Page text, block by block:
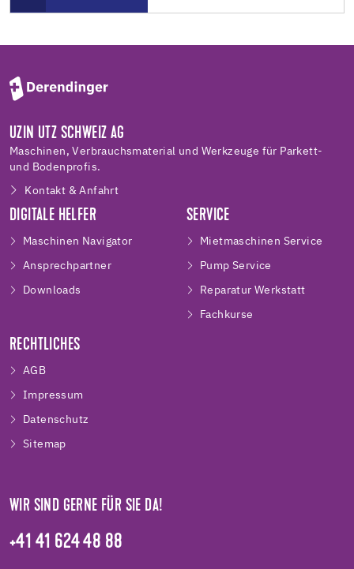
UZIN UTZ SCHWEIZ AG
Maschinen, Verbrauchsmaterial und Werkzeuge für Parkett-
und Bodenprofis.
Kontakt & Anfahrt
DIGITALE HELFER
Maschinen Navigator
Ansprechpartner
Downloads
SERVICE
Mietmaschinen Service
Pump Service
Reparatur Werkstatt
Fachkurse
RECHTLICHES
AGB
Impressum
Datenschutz
Sitemap
WIR SIND GERNE FÜR SIE DA!
+41 41 624 48 88